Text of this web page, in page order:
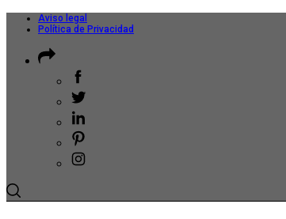
Aviso legal
Política de Privacidad